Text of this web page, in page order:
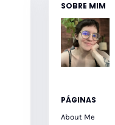
SOBRE MIM
PÁGINAS
About Me